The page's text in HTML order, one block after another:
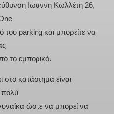
Ιωάννη Κωλλέτη 26,
του parking και μπορείτε να
το εμπορικό.
κατάστημα είναι
πολύ
ώστε να μπορεί να